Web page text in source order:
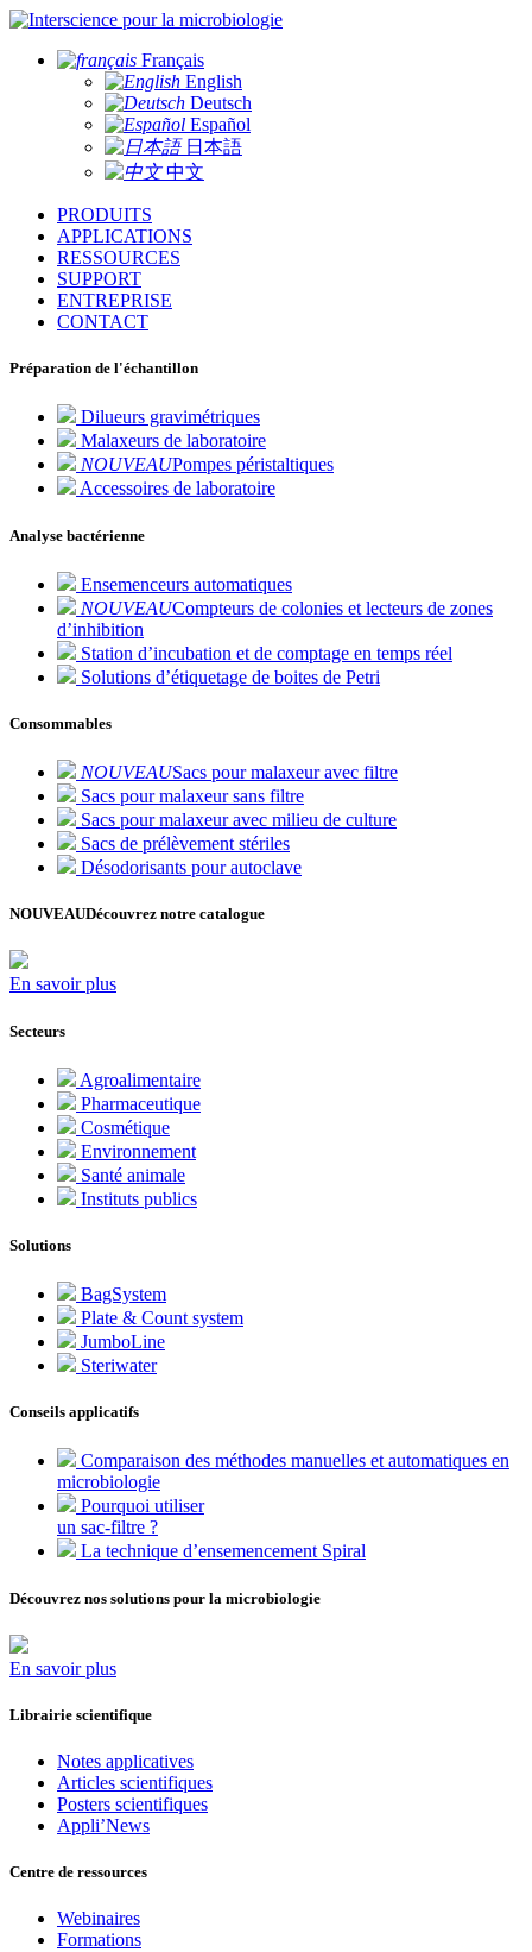
pour la microbiologie
Français
English
Deutsch
Español
日本語
中文
PRODUITS
APPLICATIONS
RESSOURCES
SUPPORT
ENTREPRISE
CONTACT
Préparation de l'échantillon
Dilueurs gravimétriques
Malaxeurs de laboratoire
NOUVEAUPompes péristaltiques
Accessoires de laboratoire
Analyse bactérienne
Ensemenceurs automatiques
NOUVEAUCompteurs de colonies et lecteurs de zones
d’inhibition
Station d’incubation et de comptage en temps réel
Solutions d’étiquetage de boites de Petri
Consommables
NOUVEAUSacs pour malaxeur avec filtre
Sacs pour malaxeur sans filtre
Sacs pour malaxeur avec milieu de culture
Sacs de prélèvement stériles
Désodorisants pour autoclave
NOUVEAUDécouvrez notre catalogue
En savoir plus
Secteurs
Agroalimentaire
Pharmaceutique
Cosmétique
Environnement
Santé animale
Instituts publics
Solutions
BagSystem
Plate & Count system
JumboLine
Steriwater
Conseils applicatifs
Comparaison des méthodes manuelles et automatiques en
microbiologie
Pourquoi utiliser
un sac-filtre ?
La technique d’ensemencement Spiral
Découvrez nos solutions pour la microbiologie
En savoir plus
Librairie scientifique
Notes applicatives
Articles scientifiques
Posters scientifiques
Appli’News
Centre de ressources
Webinaires
Formations